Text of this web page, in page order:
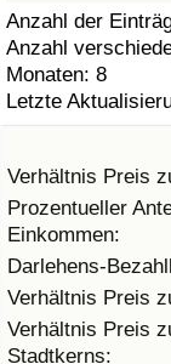
Anzahl der
Anzahl
Monaten: 8
Letzte
Verhältnis Preis
Prozentueller
Einkommen:
Darlehens-
Verhältnis Preis
Verhältnis Preis
Stadtkerns:
Verkehr